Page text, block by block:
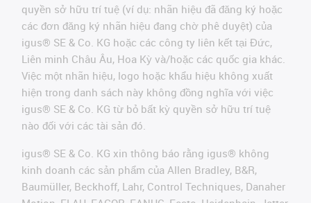
quyền sở hữu trí tuệ (ví dụ: nhãn hiệu đã đăng ký hoặc
các đơn đăng ký nhãn hiệu đang chờ phê duyệt) của
igus® SE & Co. KG hoặc các công ty liên kết tại Đức,
Liên minh Châu Âu, Hoa Kỳ và/hoặc các quốc gia khác.
Việc một nhãn hiệu, logo hoặc khẩu hiệu không xuất
hiện trong danh sách này không đồng nghĩa với việc
igus® SE & Co. KG từ bỏ bất kỳ quyền sở hữu trí tuệ
nào đối với các tài sản đó.
igus® SE & Co. KG xin thông báo rằng igus® không
kinh doanh các sản phẩm của Allen Bradley, B&R,
Baumüller, Beckhoff, Lahr, Control Techniques, Danaher